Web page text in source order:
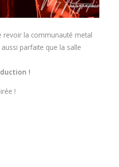
revoir la communauté metal
parfaite que la salle
!
!